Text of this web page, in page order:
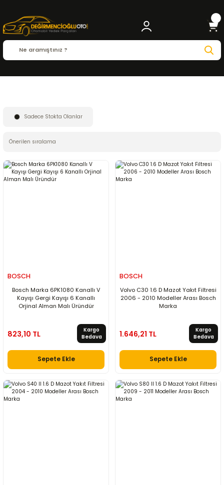
Sadece Stokta Olanlar
BOSCH
Bosch Marka 6PK1080 Kanallı V
Kayışı Gergi Kayışı 6 Kanallı
Orjinal Alman Malı Üründür
823,10 TL
Kargo
Bedava
Sepete Ekle
BOSCH
Volvo C30 1.6 D Mazot Yakıt Filtresi
2006 - 2010 Modeller Arası Bosch
Marka
1.646,21 TL
Kargo
Bedava
Sepete Ekle